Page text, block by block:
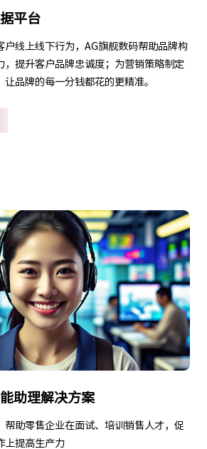
平台
户线上线下行为，AG旗舰数码帮助品牌构
，提升客户品牌忠诚度；为营销策略制定
品牌的每一分钱都花的更精准。
助理解决方案
帮助零售企业在面试、培训销售人才，促
上提高生产力